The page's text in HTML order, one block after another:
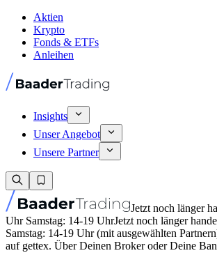
Aktien
Krypto
Fonds & ETFs
Anleihen
Insights
Unser Angebot
Unsere Partner
Jetzt noch länger
Uhr Samstag: 14-19 UhrJetzt noch länger
Samstag: 14-19 Uhr (mit ausgewählten
auf gettex. Über Deinen Broker oder Deine